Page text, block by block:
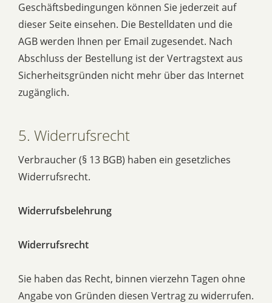
Geschäftsbedingungen können Sie jederzeit auf
dieser Seite einsehen. Die Bestelldaten und die
AGB werden Ihnen per Email zugesendet. Nach
Abschluss der Bestellung ist der Vertragstext aus
Sicherheitsgründen nicht mehr über das Internet
zugänglich.
5. Widerrufsrecht
Verbraucher (§ 13 BGB) haben ein gesetzliches
Widerrufsrecht.
Widerrufsbelehrung
Widerrufsrecht
Sie haben das Recht, binnen vierzehn Tagen ohne
Angabe von Gründen diesen Vertrag zu widerrufen.